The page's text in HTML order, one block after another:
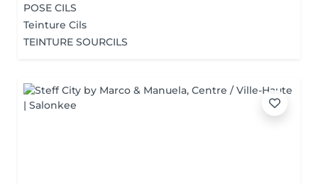
POSE CILS
Teinture Cils
TEINTURE SOURCILS